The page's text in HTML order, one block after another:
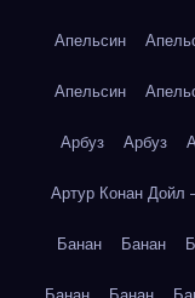
Апельсин
Апельсин
Арбуз Арбуз
Артур Конан Дойл
Банан Банан